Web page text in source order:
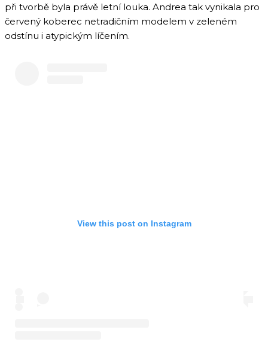
při tvorbě byla právě letní louka. Andrea tak vynikala pro
červený koberec netradičním modelem v zeleném
odstínu i atypickým líčením.
View this post on Instagram